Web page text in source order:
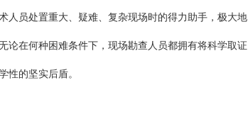
人员处置重大、疑难、复杂现场时的得力助手，极大地
论在何种困难条件下，现场勘查人员都拥有将科学取证
的坚实后盾。